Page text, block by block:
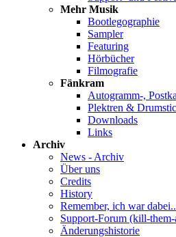
Mehr Musik
Bootlegographie
Sampler
Featuring
Hörbücher
Filmografie
Fänkram
Autogramm-,
Plektren &
Downloads
Links
Archiv
News - Archiv
Über uns
Credits
History
Remember, ich war
Support-Forum (kill-
Änderungshistorie